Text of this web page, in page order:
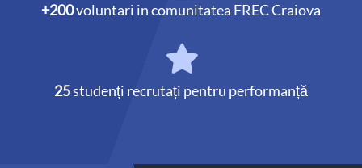
+200voluntari in comunitatea FREC Craiova
25studenți recrutați pentru performanță